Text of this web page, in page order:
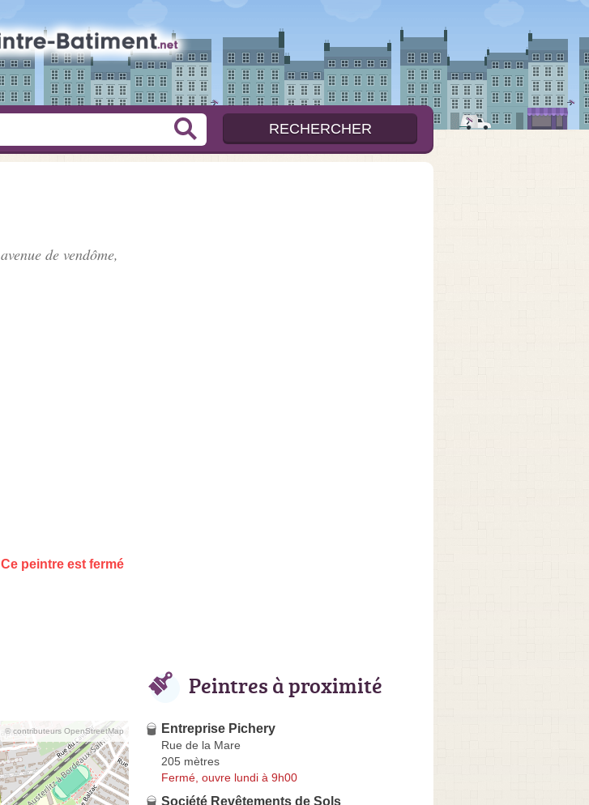
avenue de vendôme,
Ce peintre est fermé
© contributeurs OpenStreetMap
Peintres à proximité
Entreprise Pichery
Rue de la Mare
205 mètres
Fermé, ouvre lundi à 9h00
Société Revêtements de Sols